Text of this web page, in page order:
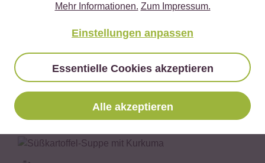
60 min
Buddha Bowl persische Art | Mungbohnen-
Safranreis
Mehr Informationen. Zum Impressum.
Einstellungen anpassen
Essentielle Cookies akzeptieren
Alle akzeptieren